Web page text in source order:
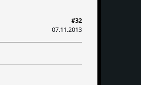
#32
07.11.2013